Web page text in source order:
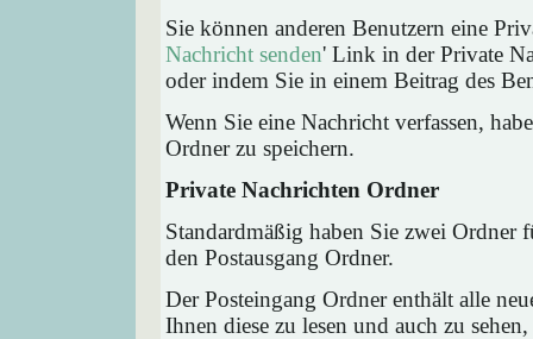
Sie können anderen Benutzern eine
Nachricht senden' Link in der Private
oder indem Sie in einem Beitrag des
Wenn Sie eine Nachricht verfassen,
Ordner zu speichern.
Private Nachrichten Ordner
Standardmäßig haben Sie zwei Ordner
den Postausgang Ordner.
Der Posteingang Ordner enthält alle
Ihnen diese zu lesen und auch zu